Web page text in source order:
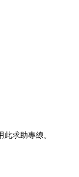
求助專線。